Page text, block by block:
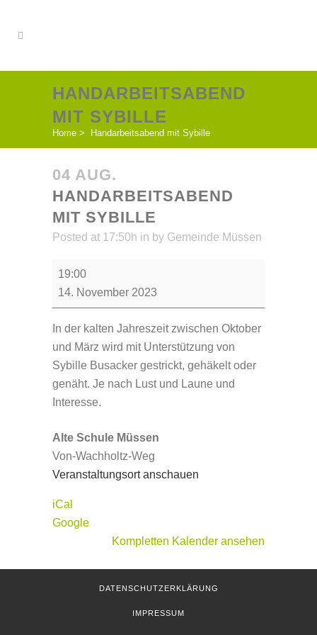
HANDARBEITSABEND
MIT SYBILLE
Home > Handarbeitsabend mit Sybille
04 AUG.
HANDARBEITSABEND
MIT SYBILLE
Posted at 17:50h in by Gemeinde Müssen
Handarbeitsabend
mit
19:00
14. November 2023
In der kalten Jahreszeit zwischen Oktober
und März wird mit Unterstützung von
Sybille Busacker gestrickt, gehäkelt oder
genäht. Je nach Lust und Laune und
Interesse.
Alte Schule Müssen
Von-Wachholtz-Weg
Veranstaltungsort anschauen
iCal
Google
Kompletten Kalender ansehen
DATENSCHUTZERKLÄRUNG
IMPRESSUM